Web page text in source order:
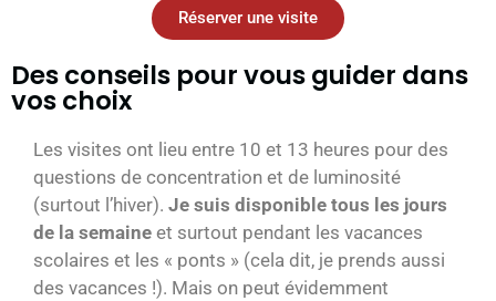
Réserver une visite
Des conseils pour vous guider dans
vos choix
Les visites ont lieu entre 10 et 13 heures pour des
questions de concentration et de luminosité
(surtout l’hiver). Je suis disponible tous les jours
de la semaine et surtout pendant les vacances
scolaires et les « ponts » (cela dit, je prends aussi
des vacances !). Mais on peut évidemment